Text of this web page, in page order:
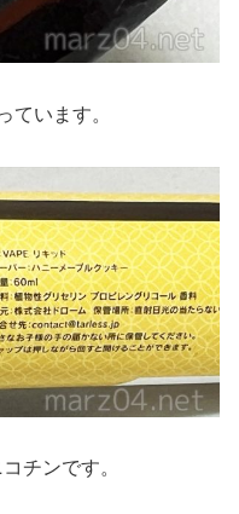
ています。
チンです。